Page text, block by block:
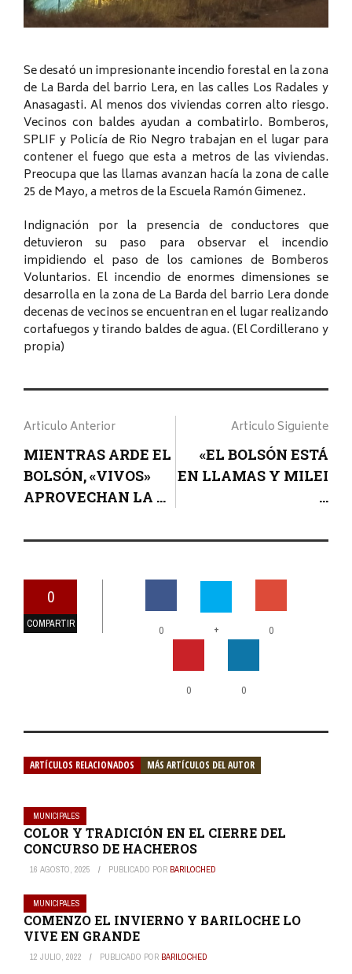
Se desató un impresionante incendio forestal en la zona
de La Barda del barrio Lera, en las calles Los Radales y
Anasagasti. Al menos dos viviendas corren alto riesgo.
Vecinos con baldes ayudan a combatirlo. Bomberos,
SPLIF y Policía de Rio Negro trabajan en el lugar para
contener el fuego que esta a metros de las viviendas.
Preocupa que las llamas avanzan hacía la zona de calle
25 de Mayo, a metros de la Escuela Ramón Gimenez.
Indignación por la presencia de conductores que
detuvieron su paso para observar el incendio
impidiendo el paso de los camiones de Bomberos
Voluntarios. El incendio de enormes dimensiones se
desarrolla en la zona de La Barda del barrio Lera donde
decenas de vecinos se encuentran en el lugar realizando
cortafuegos y tirando baldes de agua. (El Cordillerano y
propia)
Articulo Anterior
MIENTRAS ARDE EL
BOLSÓN, «VIVOS»
APROVECHAN LA ...
Articulo Siguiente
«EL BOLSÓN ESTÁ
EN LLAMAS Y MILEI
...
0
COMPARTIR 0 + 0
0 0
ARTÍCULOS RELACIONADOS MÁS ARTÍCULOS DEL AUTOR
MUNICIPALES
COLOR Y TRADICIÓN EN EL CIERRE DEL
CONCURSO DE HACHEROS
16 AGOSTO, 2025 PUBLICADO POR BARILOCHED
MUNICIPALES
COMENZO EL INVIERNO Y BARILOCHE LO
VIVE EN GRANDE
12 JULIO, 2022 PUBLICADO POR BARILOCHED